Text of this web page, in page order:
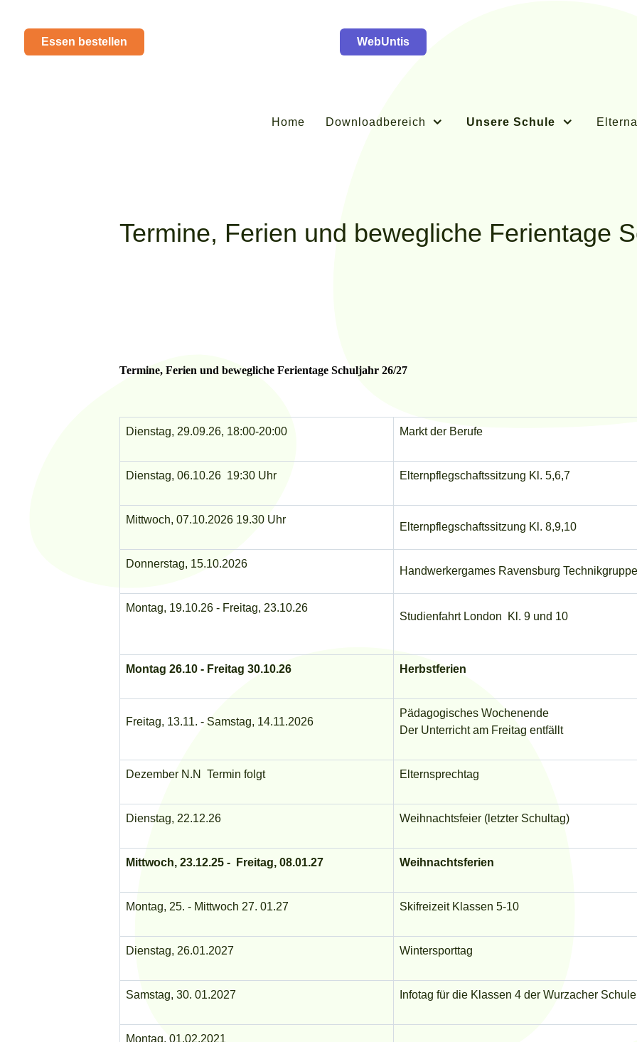
Essen bestellen WebUntis
Home Downloadbereich Unsere Schule
Termine, Ferien und bewegliche Ferientage
Termine, Ferien und bewegliche Ferientage Schuljahr 26/27
Dienstag, 29.09.26, 18:00-20:00 Markt der Berufe
Dienstag, 06.10.26 19:30 Uhr Elternpflegschaftssitzung Kl. 5,6,7
Mittwoch, 07.10.2026 19.30 Uhr
Elternpflegschaftssitzung Kl. 8,9,10
Donnerstag, 15.10.2026
Handwerkergames Ravensburg
Montag, 19.10.26 - Freitag, 23.10.26
Studienfahrt London Kl. 9 und 10
Montag 26.10 - Freitag 30.10.26 Herbstferien
Freitag, 13.11. - Samstag, 14.11.2026
Pädagogisches Wochenende
Der Unterricht am Freitag entfällt
Dezember N.N Termin folgt Elternsprechtag
Dienstag, 22.12.26 Weihnachtsfeier (letzter Schultag)
Mittwoch, 23.12.25 - Freitag, 08.01.27 Weihnachtsferien
Montag, 25. - Mittwoch 27. 01.27 Skifreizeit Klassen 5-10
Dienstag, 26.01.2027 Wintersporttag
Samstag, 30. 01.2027 Infotag für die Klassen 4 der Wurzacher
Montag, 01.02.2021